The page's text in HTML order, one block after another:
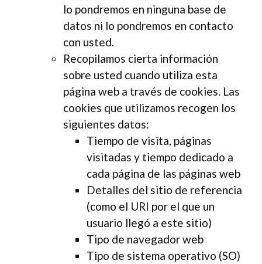
lo pondremos en ninguna base de
datos ni lo pondremos en contacto
con usted.
Recopilamos cierta información
sobre usted cuando utiliza esta
página web a través de cookies. Las
cookies que utilizamos recogen los
siguientes datos:
Tiempo de visita, páginas
visitadas y tiempo dedicado a
cada página de las páginas web
Detalles del sitio de referencia
(como el URI por el que un
usuario llegó a este sitio)
Tipo de navegador web
Tipo de sistema operativo (SO)